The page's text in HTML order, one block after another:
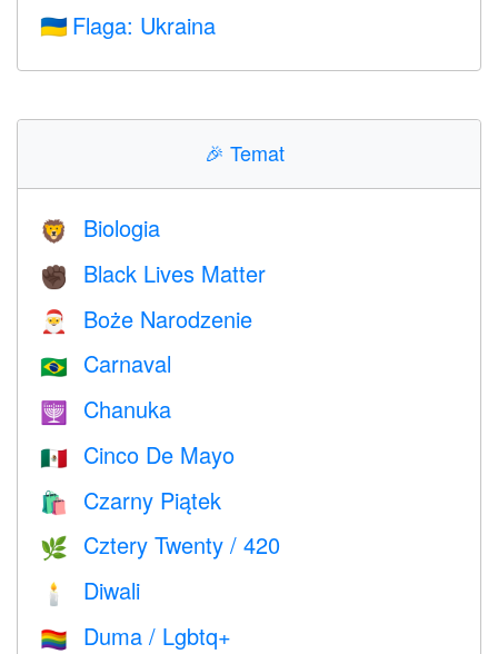
🇺🇦 Flaga: Ukraina
🎉 Temat
🦁 Biologia
✊🏿 Black Lives Matter
🎅 Boże Narodzenie
🇧🇷 Carnaval
🕎 Chanuka
🇲🇽 Cinco De Mayo
🛍 Czarny Piątek
🌿 Cztery Twenty / 420
🕯 Diwali
🏳️‍🌈 Duma / Lgbtq+